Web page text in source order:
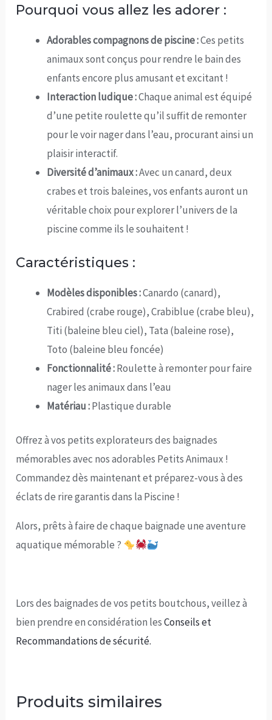
Pourquoi vous allez les adorer :
Adorables compagnons de piscine :Ces petits
animaux sont conçus pour rendre le bain des
enfants encore plus amusant et excitant !
Interaction ludique :Chaque animal est équipé
d’une petite roulette qu’il suffit de remonter
pour le voir nager dans l’eau, procurant ainsi un
plaisir interactif.
Diversité d’animaux :Avec un canard, deux
crabes et trois baleines, vos enfants auront un
véritable choix pour explorer l’univers de la
piscine comme ils le souhaitent !
Caractéristiques :
Modèles disponibles :Canardo (canard),
Crabired (crabe rouge), Crabiblue (crabe bleu),
Titi (baleine bleu ciel), Tata (baleine rose),
Toto (baleine bleu foncée)
Fonctionnalité :Roulette à remonter pour faire
nager les animaux dans l’eau
Matériau :Plastique durable
Offrez à vos petits explorateurs des baignades
mémorables avec nos adorables Petits Animaux !
Commandez dès maintenant et préparez-vous à des
éclats de rire garantis dans la Piscine !
Alors, prêts à faire de chaque baignade une aventure
aquatique mémorable ?
Lors des baignades de vos petits boutchous, veillez à
bien prendre en considération lesConseils et
Recommandations de sécurité.
Produits similaires